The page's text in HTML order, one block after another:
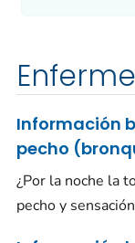
Información
pecho
¿Por la noche la
pecho y